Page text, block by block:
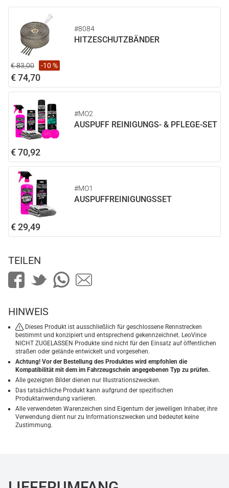
#8084
HITZESCHUTZBÄNDER
€ 83,00 -10 %
€ 74,70
#MO2
AUSPUFF REINIGUNGS- & PFLEGE-SET
€ 70,92
#MO1
AUSPUFFREINIGUNGSSET
€ 29,49
TEILEN
HINWEIS
Dieses Produkt ist ausschließlich für geschlossene Rennstrecken
bestimmt und konzipiert und entsprechend gekennzeichnet. LeoVince
NICHT ZUGELASSEN Produkte sind nicht für den Einsatz auf öffentlichen
straßen oder gelände entwickelt und vorgesehen.
Achtung! Vor der Bestellung des Produktes wird empfohlen die
Kompatibilität mit dem im Fahrzeugschein angegebenen Typ zu prüfen.
Alle gezeigten Bilder dienen nur Illustrationszwecken.
Das tatsächliche Produkt kann aufgrund der spezifischen
Produktanwendung variieren.
Alle verwendeten Warenzeichen sind Eigentum der jeweiligen Inhaber, ihre
Verwendung dient nur zu Informationszwecken und bedeutet keine
Zustimmung.